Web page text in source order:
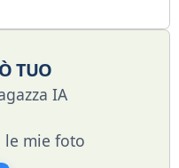
a lungo termine.
TT:
FB:
TUO
IA
le mie foto